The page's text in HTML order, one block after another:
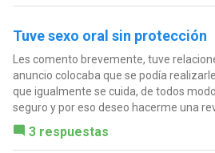
Tuve sexo oral sin protección
Les comento brevemente, tuve
anuncio colocaba que se podía
que igualmente se cuida, de todos
seguro y por eso deseo hacerme una
3 respuestas